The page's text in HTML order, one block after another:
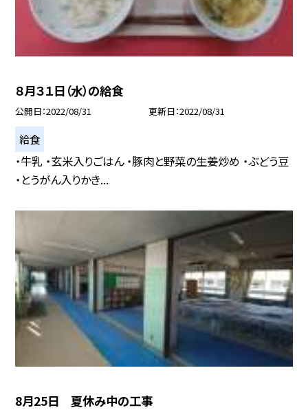
８月３１日（水）の給食
公開日 2022/08/31 更新日 2022/08/31
給食
・牛乳 ・玄米入りごはん ・豚肉と野菜の生姜炒め ・ぶどう豆
・とうがん入りかき...
8月25日 夏休み中の工事